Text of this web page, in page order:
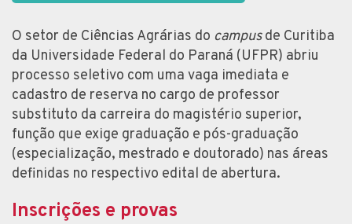
O setor de Ciências Agrárias do campusde Curitiba
da Universidade Federal do Paraná (UFPR) abriu
processo seletivo com uma vaga imediata e
cadastro de reserva no cargo de professor
substituto da carreira do magistério superior,
função que exige graduação e pós-graduação
(especialização, mestrado e doutorado) nas áreas
definidas no respectivo edital de abertura.
Inscrições e provas